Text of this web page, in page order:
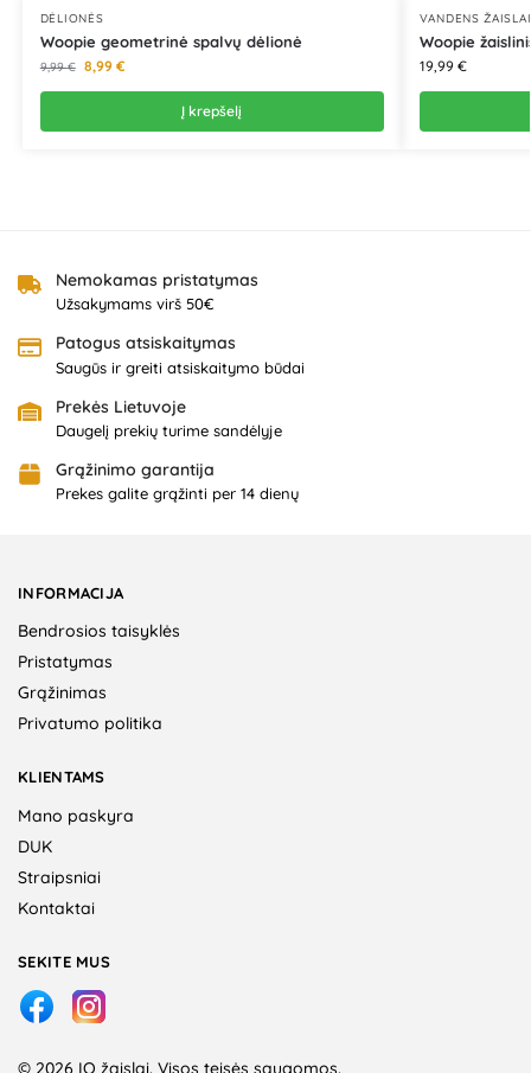
DĖLIONĖS
Woopie geometrinė spalvų dėlionė
9,99€ 8,99 €
Į krepšelį
VANDENS ŽAISLAI
Woopie
19,99 €
Nemokamas pristatymas
Užsakymams virš 50€
Patogus atsiskaitymas
Saugūs ir greiti atsiskaitymo būdai
Prekės Lietuvoje
Daugelį prekių turime sandėlyje
Grąžinimo garantija
Prekes galite grąžinti per 14 dienų
INFORMACIJA
Bendrosios taisyklės
Pristatymas
Grąžinimas
Privatumo politika
KLIENTAMS
Mano paskyra
DUK
Straipsniai
Kontaktai
SEKITE MUS
© 2026 IQ žaislai. Visos teisės saugomos.